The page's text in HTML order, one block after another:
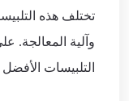
تختلف هذه
وآلية المعالجة.
التلبيسات